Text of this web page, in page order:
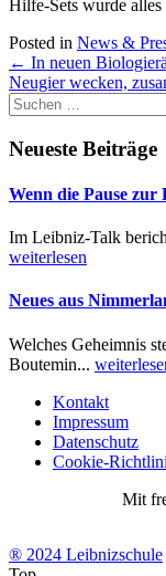
Hilfe-Sets wurde alles
Posted in News &
Post
navigation
← In neuen
Neugier wecken,
Suchen
nach:
Neueste Beiträge
Wenn die Pause
Im Leibniz-Talk
weiterlesen
Neues aus
Welches Geheimnis
Boutemin...
Kontakt
Impressum
Datenschutz
Cookie-
Mit
® 2024 Leibnizschule